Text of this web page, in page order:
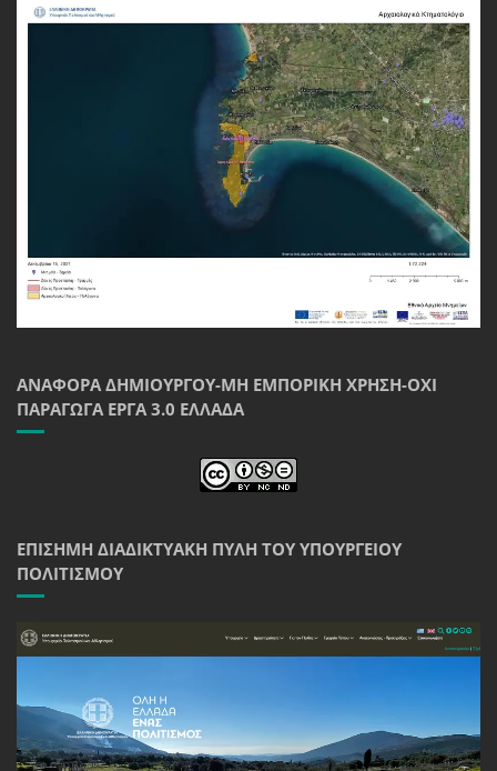
ΑΝΑΦΟΡΆ ΔΗΜΙΟΥΡΓΟΎ-ΜΗ ΕΜΠΟΡΙΚΉ ΧΡΉΣΗ-ΌΧΙ
ΠΑΡΆΓΩΓΑ ΈΡΓΑ 3.0 ΕΛΛΆΔΑ
ΕΠΊΣΗΜΗ ΔΙΑΔΙΚΤΥΑΚΉ ΠΎΛΗ ΤΟΥ ΥΠΟΥΡΓΕΊΟΥ
ΠΟΛΙΤΙΣΜΟΎ